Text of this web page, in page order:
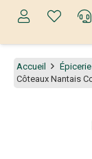
Accueil
Côteaux Nantais